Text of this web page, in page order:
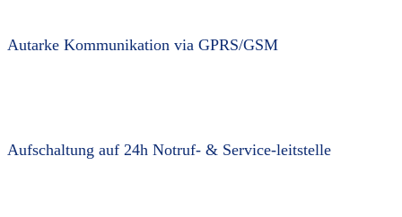
Autarke Kommunikation via GPRS/GSM
Aufschaltung auf 24h Notruf- & Service-leitstelle